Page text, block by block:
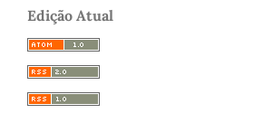
Edição Atual